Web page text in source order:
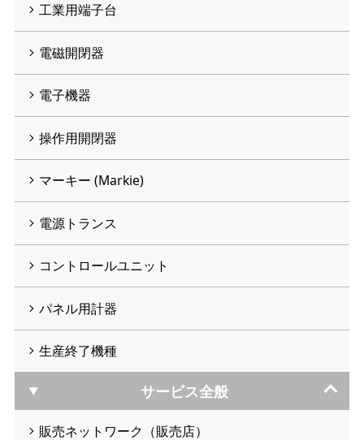
工業用端子台
電磁開閉器
電子機器
操作用開閉器
マーキー (Markie)
電源トランス
コントロールユニット
パネル用計器
生産終了機種
サービス全般
販売ネットワーク（販売店）